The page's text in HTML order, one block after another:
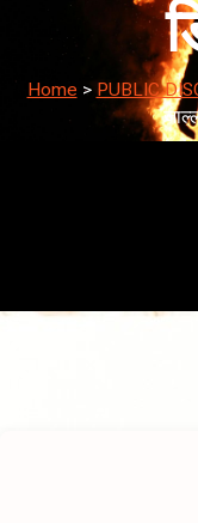
Home > PUBLIC